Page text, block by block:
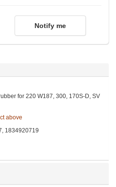
Notify me
for 220 W187, 300, 170S-D, SV
above
1834920719